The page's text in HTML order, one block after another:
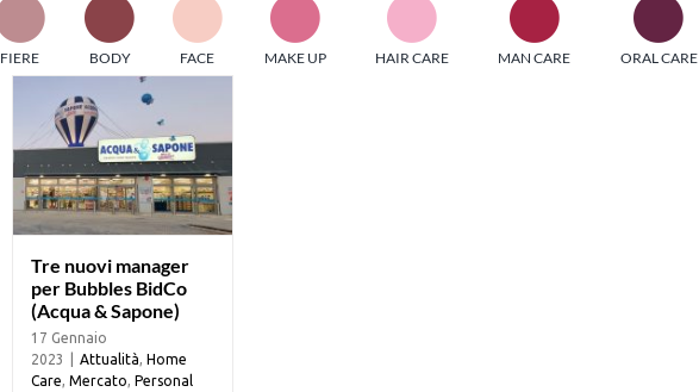
TESPI MEDIAGROUP racchiude un pool di società di comunicazione
ed editrici specializzate nell’informazione b2b. Edizioni Turbo, in
particolare, attraverso numerose riviste verticali, fornisce strumenti di
informazione che coinvolgono gli attori nei settori beauty, food,
technology, entertainment e sport.
Stay tuned!
FIERE BODY FACE MAKE UP HAIR CARE MAN CARE ORAL CARE
Tre nuovi manager
per Bubbles BidCo
(Acqua & Sapone)
Tre nuovi manager
per Bubbles BidCo
(Acqua & Sapone)
17 Gennaio
2023
Attualità Home
Care Mercato Personal